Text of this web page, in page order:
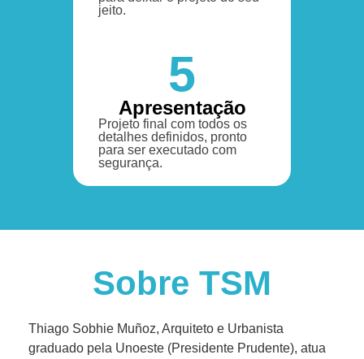
jeito.
5
Apresentação
Projeto final com todos os
detalhes definidos, pronto
para ser executado com
segurança.
Sobre TSM
Thiago Sobhie Muñoz, Arquiteto e Urbanista
graduado pela Unoeste (Presidente Prudente), atua